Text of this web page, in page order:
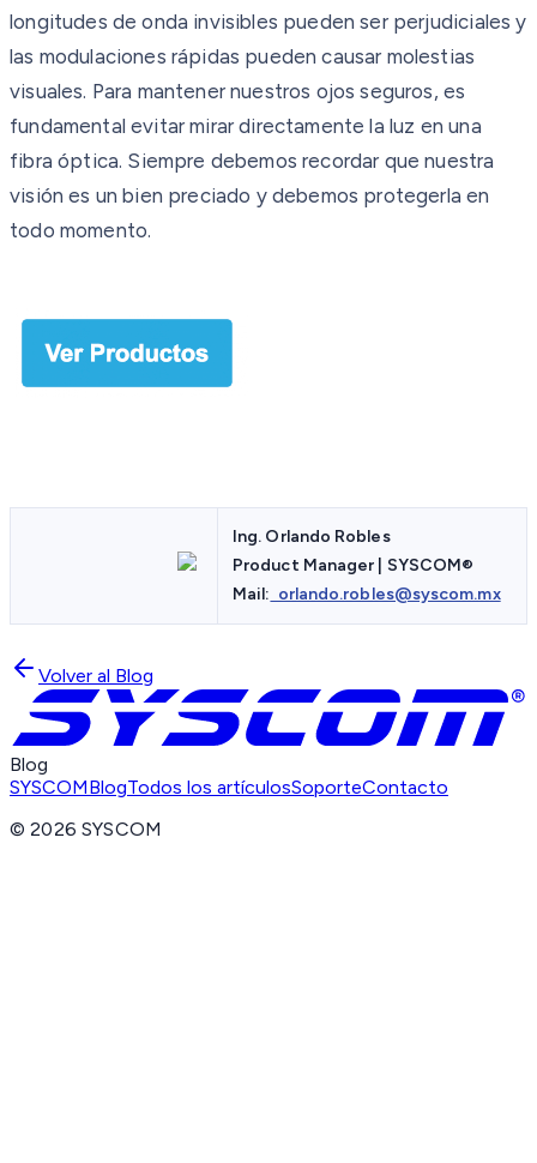
longitudes de onda invisibles pueden ser perjudiciales y
las modulaciones rápidas pueden causar molestias
visuales. Para mantener nuestros ojos seguros, es
fundamental evitar mirar directamente la luz en una
fibra óptica. Siempre debemos recordar que nuestra
visión es un bien preciado y debemos protegerla en
todo momento.
Ing. Orlando Robles
Product Manager | SYSCOM®
Mail: orlando.robles@syscom.mx
Volver al Blog
Blog
SYSCOMBlogTodos los artículosSoporteContacto
©2026 SYSCOM